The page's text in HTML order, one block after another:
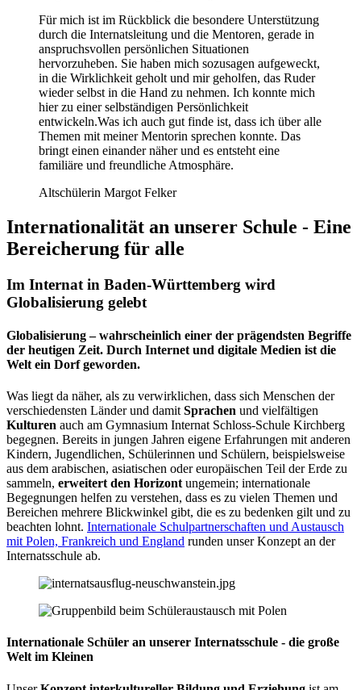
Für mich ist im Rückblick die besondere Unterstützung
durch die Internatsleitung und die Mentoren, gerade in
anspruchsvollen persönlichen Situationen
hervorzuheben. Sie haben mich sozusagen aufgeweckt,
in die Wirklichkeit geholt und mir geholfen, das Ruder
wieder selbst in die Hand zu nehmen. Ich konnte mich
hier zu einer selbständigen Persönlichkeit
entwickeln.Was ich auch gut finde ist, dass ich über alle
Themen mit meiner Mentorin sprechen konnte. Das
bringt einen einander näher und es entsteht eine
familiäre und freundliche Atmosphäre.
Altschülerin Margot Felker
Internationalität an unserer Schule - Eine
Bereicherung für alle
Im Internat in Baden-Württemberg wird
Globalisierung gelebt
Globalisierung – wahrscheinlich einer der prägendsten Begriffe
der heutigen Zeit. Durch Internet und digitale Medien ist die
Welt ein Dorf geworden.
Was liegt da näher, als zu verwirklichen, dass sich Menschen der
verschiedensten Länder und damit Sprachen und vielfältigen
Kulturen auch am Gymnasium Internat Schloss-Schule Kirchberg
begegnen. Bereits in jungen Jahren eigene Erfahrungen mit anderen
Kindern, Jugendlichen, Schülerinnen und Schülern, beispielsweise
aus dem arabischen, asiatischen oder europäischen Teil der Erde zu
sammeln, erweitert den Horizont ungemein; internationale
Begegnungen helfen zu verstehen, dass es zu vielen Themen und
Bereichen mehrere Blickwinkel gibt, die es zu bedenken gilt und zu
beachten lohnt. Internationale Schulpartnerschaften und Austausch
mit Polen, Frankreich und England runden unser Konzept an der
Internatsschule ab.
Internationale Schüler an unserer Internatsschule - die große
Welt im Kleinen